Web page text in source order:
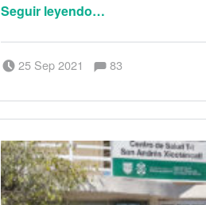
Seguir leyendo…
25 Sep 2021 Escrito por:
Saúl Peña Rosas Comentarios:
83